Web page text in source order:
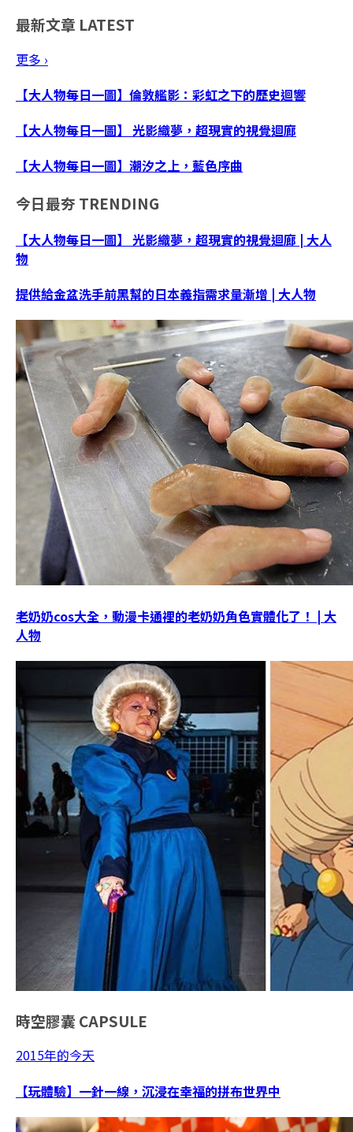
最新文章 LATEST
更多 ›
【大人物每日一圖】倫敦艦影：彩虹之下的歷史迴響
【大人物每日一圖】 光影織夢，超現實的視覺迴廊
【大人物每日一圖】潮汐之上，藍色序曲
今日最夯 TRENDING
【大人物每日一圖】 光影織夢，超現實的視覺迴廊 | 大人
物
提供給金盆洗手前黑幫的日本義指需求量漸增 | 大人物
老奶奶cos大全，動漫卡通裡的老奶奶角色實體化了！ | 大
人物
時空膠囊 CAPSULE
2015年的今天
【玩體驗】一針一線，沉浸在幸福的拼布世界中